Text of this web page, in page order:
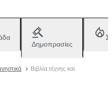
Δημοπρασίες
Βιβλία τέχνης και